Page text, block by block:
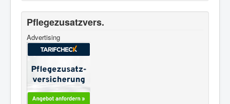
Pflegezusatzvers.
Advertising